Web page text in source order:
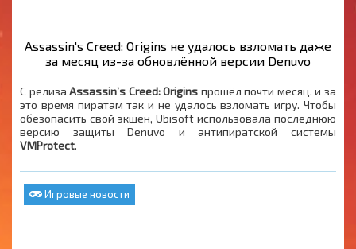
Assassin's Creed: Origins не удалось взломать даже
за месяц из-за обновлённой версии Denuvo
С релизаAssassin’s Creed: Origins прошёл почти месяц, и за
это время пиратам так и не удалось взломать игру. Чтобы
обезопасить свой экшен, Ubisoft использовала последнюю
версию защиты Denuvo и антипиратской системы
VMProtect.
Игровые новости